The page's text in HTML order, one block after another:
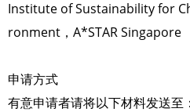
Institute of Sustainability for
ronment，A*STAR Singapore
申请方式
有意申请者请将以下材料发送至：